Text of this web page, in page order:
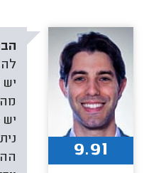
יש
יש
9.91